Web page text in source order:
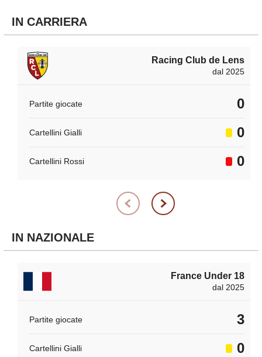
IN CARRIERA
Racing Club de Lens
dal 2025
Partite giocate 0
Cartellini Gialli 0
Cartellini Rossi 0
IN NAZIONALE
France Under 18
dal 2025
Partite giocate 3
Cartellini Gialli 0